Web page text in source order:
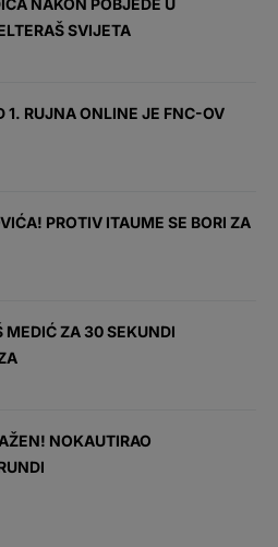
NAKON POBJEDE U
SVIJETA
1. RUJNA ONLINE JE FNC-OV
PROTIV ITAUME SE BORI ZA
MEDIĆ ZA 30 SEKUNDI
NOKAUTIRAO